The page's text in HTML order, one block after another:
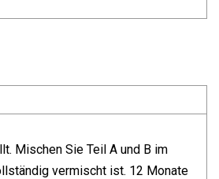
Mischen Sie Teil A und B im
vermischt ist. 12 Monate